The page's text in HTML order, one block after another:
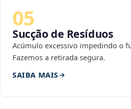
05
Sucção de Resíduos
Acúmulo excessivo impedindo o
Fazemos a retirada segura.
SAIBA MAIS